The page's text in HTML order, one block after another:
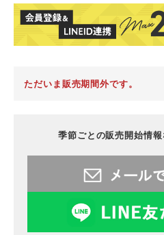
ただいま販売期間外です。
季節ごとの販売開始情